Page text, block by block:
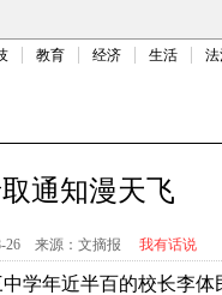
教育 经济 生活
通知漫天飞
26 来源：文摘报 我有话说
学年近半百的校长李